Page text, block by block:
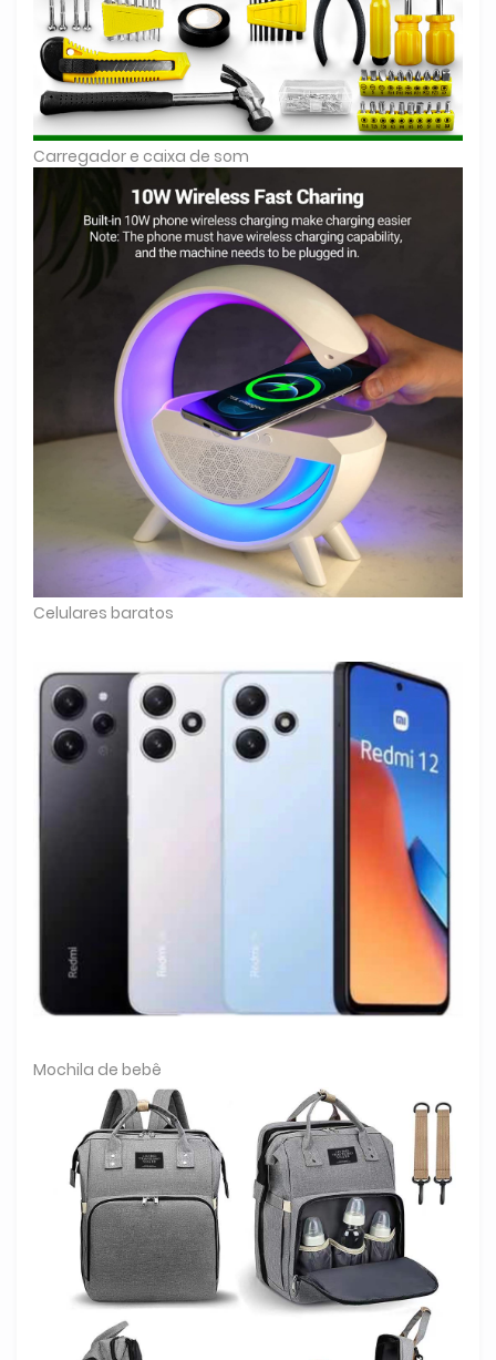
Carregador e caixa de som
Celulares baratos
Mochila de bebê